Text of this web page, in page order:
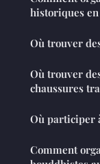
historiques
Où trouver
Où trouver
chaussures
Où participer
Comment